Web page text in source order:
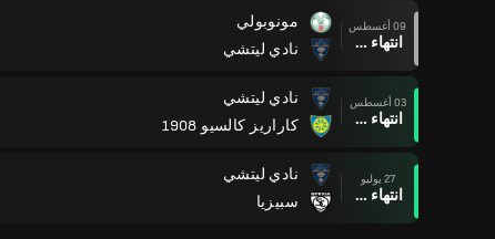
09 أغسطس
انتهاء وقت المباراة
مونوبولي
نادي ليتشي
03 أغسطس
انتهاء وقت المباراة
نادي ليتشي
كاراريز كالسيو 1908
27 يوليو
انتهاء وقت المباراة
نادي ليتشي
سبيزيا